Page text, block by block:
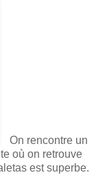
On rencontre un
où on retrouve
est superbe.